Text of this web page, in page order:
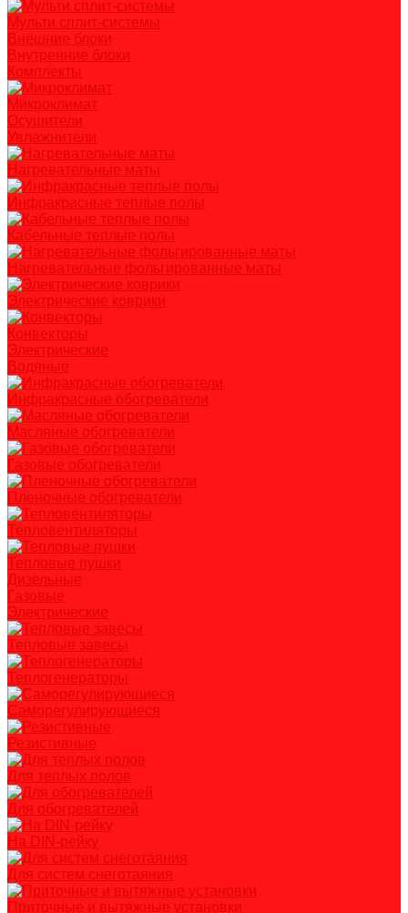
Мульти сплит-системы
Внешние блоки
Внутренние блоки
Комплекты
Микроклимат
Осушители
Увлажнители
Нагревательные маты
Инфракрасные теплые полы
Кабельные теплые полы
Нагревательные фольгированные маты
Электрические коврики
Конвекторы
Электрические
Водяные
Инфракрасные обогреватели
Масляные обогреватели
Газовые обогреватели
Пленочные обогреватели
Тепловентиляторы
Тепловые пушки
Дизельные
Газовые
Электрические
Тепловые завесы
Теплогенераторы
Саморегулирующиеся
Резистивные
Для теплых полов
Для обогревателей
На DIN-рейку
Для систем снеготаяния
Приточные и вытяжные установки